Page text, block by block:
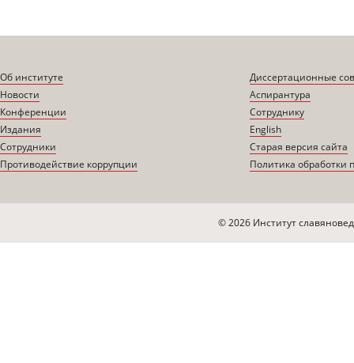
Об институте
Новости
Конференции
Издания
Сотрудники
Противодействие коррупции
Диссертационные
Аспирантура
Сотруднику
English
Старая версия сайта
Политика обработки
© 2026 Институт